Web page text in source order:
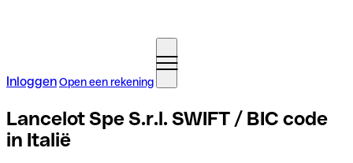
InloggenOpen een rekening
Lancelot Spe S.r.l. SWIFT / BIC code
in Italië